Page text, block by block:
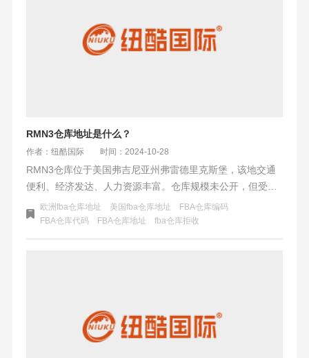
RMN3仓库地址是什么？
作者：纽酷国际 时间：2024-10-28
RMN3仓库位于美国弗吉尼亚州弗雷德里克斯堡，该地交通
便利、经济发达、人力资源丰富。仓库规模未公开，但受益
于地域优势。弗雷德里克斯堡购物氛围浓厚，居民收入高，
线上线下购物活跃。周末活动丰富，吸引众多游客，进一步
欧洲fba仓库地址 美国fba仓库地址
FBA仓库编码
FBA仓库代码
FBA仓库地址 fba仓库拒收